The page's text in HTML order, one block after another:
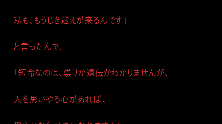
私も、もうじき迎えが来るんです」
と言ったんで、
「短命なのは、祟りか遺伝かわかりませんが、
人を思いやる心があれば、